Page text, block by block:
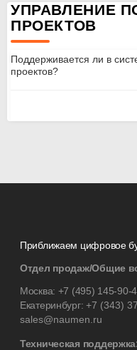
УПРАВЛЕНИЕ
ПРОЕКТОВ
Поддерживается ли в
проектов?
Приближаем цифровое
Отдел продаж/Общие
Москва: +7 (495) 145-90-
Екатеринбург:+7 (343)
sales@naumen.ru
Техническая